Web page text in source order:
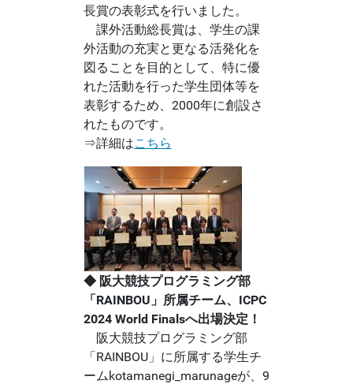
長賞の表彰式を行いました。
課外活動総長賞は、学生の課
外活動の充実と更なる活発化を
図ることを目的として、特に優
れた活動を行った学生団体等を
表彰するため、2000年に創設さ
れたものです。
⇒詳細はこちら
◆ 阪大競技プログラミング部
「RAINBOU」所属チーム、ICPC
2024 World Finalsへ出場決定！
阪大競技プログラミング部
「RAINBOU」に所属する学生チ
ームkotamanegi_marunageが、9